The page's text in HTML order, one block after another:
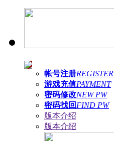
帐号注册REGISTER
游戏充值PAYMENT
密码修改NEW PW
密码找回 FIND PW
版本介绍
版本介绍